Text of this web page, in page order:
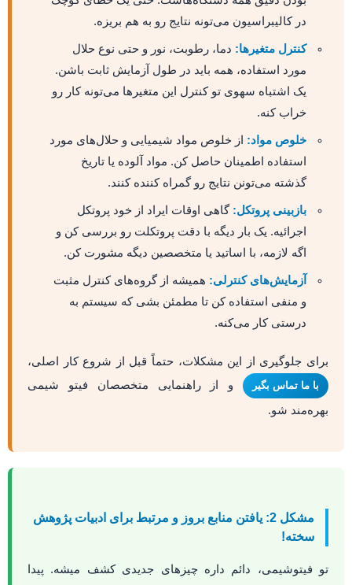
در کالیبراسیون می‌تونه نتایج رو به هم بریزه.
کنترل متغیرها: دما، رطوبت، نور و حتی نوع حلال
مورد استفاده، همه باید در طول آزمایش ثابت باشن.
یک اشتباه سهوی تو کنترل این متغیرها می‌تونه کار رو
خراب کنه.
خلوص مواد: از خلوص مواد شیمیایی و حلال‌های مورد
استفاده اطمینان حاصل کن. مواد آلوده یا تاریخ
گذشته می‌تونن نتایج رو گمراه کننده کنند.
بازبینی پروتکل: گاهی اوقات ایراد از خود پروتکل
اجرائیه. یک بار دیگه با دقت پروتکلت رو بررسی کن و
اگه لازمه، با اساتید یا متخصصین دیگه مشورت کن.
آزمایش‌های کنترلی: همیشه از گروه‌های کنترل مثبت
و منفی استفاده کن تا مطمئن بشی که سیستم به
درستی کار می‌کنه.
برای جلوگیری از این مشکلات، حتماً قبل از شروع کار اصلی،
با ما تماس بگیر
و از راهنمایی متخصصان فیتو شیمی
بهره‌مند شو.
مشکل 2: یافتن منابع بروز و مرتبط برای ادبیات پژوهش
سخته!
تو فیتوشیمی، دائم داره چیزهای جدیدی کشف میشه. پیدا